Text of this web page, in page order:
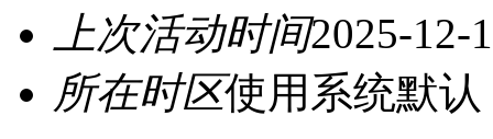
上次活动时间2025-12-
所在时区使用系统默认